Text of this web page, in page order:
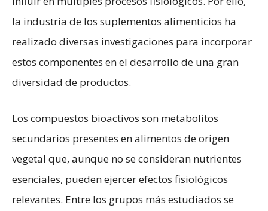
la industria de los suplementos alimenticios ha
realizado diversas investigaciones para incorporar
estos componentes en el desarrollo de una gran
diversidad de productos.
Los compuestos bioactivos son metabolitos
secundarios presentes en alimentos de origen
vegetal que, aunque no se consideran nutrientes
esenciales, pueden ejercer efectos fisiológicos
relevantes. Entre los grupos más estudiados se